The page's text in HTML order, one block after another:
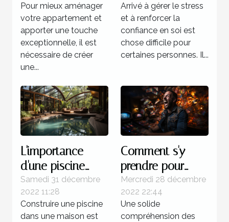
Pour mieux aménager
votre appartement et
apporter une touche
exceptionnelle, il est
nécessaire de créer
une...
sophrologue ?
Arrivé à gérer le stress
et à renforcer la
confiance en soi est
chose difficile pour
certaines personnes. Il...
L'importance
d'une piscine
dans une maison
Samedi 31 décembre
2022 11:28
Construire une piscine
dans une maison est
Comment s'y
prendre pour
gagner d'une
manière certaine
au multi ?
Mercredi 28 décembre
2022 22:44
Une solide
compréhension des